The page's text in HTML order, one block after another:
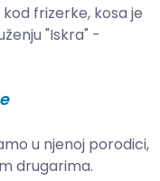
frizerke, kosa je
"Iskra" -
u njenoj porodici,
drugarima.